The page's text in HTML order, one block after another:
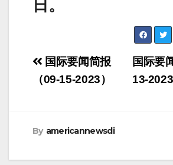
日。
Post
navigation
国际要
13-2023
国际要闻简报
（09-15-2023）
By americannewsdi